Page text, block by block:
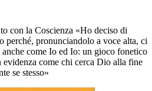
con la Coscienza «Ho deciso di
perché, pronunciandolo a voce alta, ci
come Io ed Io: un gioco fonetico
evidenza come chi cerca Dio alla fine
se stesso»